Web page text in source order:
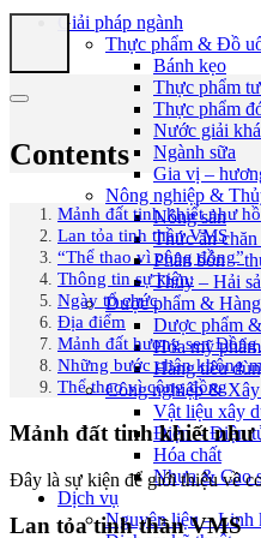
Giải pháp ngành
Thực phẩm & Đồ
Bánh kẹo
Thực phẩm
Thực phẩm
Nước giải
Ngành sữa
Gia vị –
Nông nghiệp &
Nông sản
Thức ăn
Phân bón –
Thủy – Hải
Dược phẩm &
Dược phẩm
Hóa mỹ phẩm
Hàng tiêu
Công nghiệp &
Vật liệu xây
Điện – Điện
Hóa chất
Nhựa & Cao
Dịch vụ
Nguyên liệu – Linh
Contents
Mảnh đất tinh khiết như
Lan tỏa tinh thần VMS
“Thể thao vì cộng đồng”
Thông tin sự kiện:
Ngày tổ chức
Địa điểm
Mảnh đất hương sen Đồng
Những bước chân không
Thể thao vì cộng đồng
Mảnh đất tinh khiết như
Đây là sự kiện để giới thiệu về
Lan tỏa tinh thần VMS